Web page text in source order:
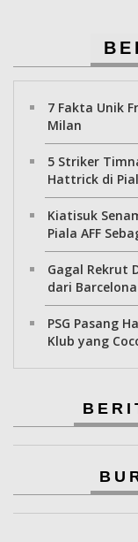
7 Fakta Unik
Milan
5 Striker
Hattrick di
Kiatisuk
Piala AFF
Gagal Rekrut
dari Barcelona
PSG Pasang
Klub yang